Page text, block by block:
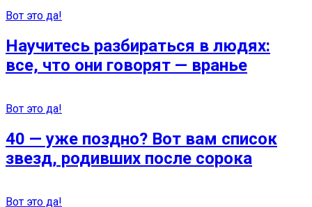
Вот это да!
Научитесь разбираться в людях:
все, что они говорят — вранье
Вот это да!
40 — уже поздно? Вот вам список
звезд, родивших после сорока
Вот это да!